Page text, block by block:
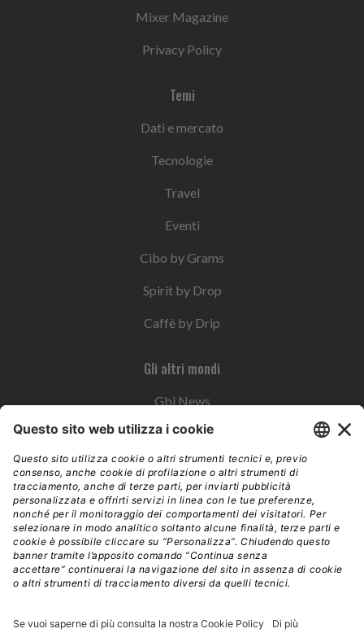
Mixer Magazine
Privacy Policy
Temi
Dati e mercato
Tecnologie
Travel
Eventi
Cibo by Grams
Spirit by Drop
Caffè by Drip
Gli altri mondi
Gbi News
Instoremag
Esplora il gruppo
Edra Edizioni
Edizioni LSWR
LSWR Group